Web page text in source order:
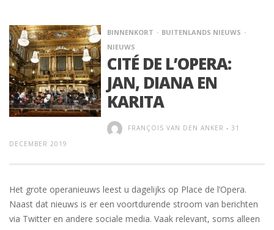
BINNENKORT
BUITENLANDS NIEUWS
NIEUWS
CITÉ DE L’OPERA:
JAN, DIANA EN
KARITA
FRANÇOIS VAN DEN ANKER - 31
DECEMBER 2019
Het grote operanieuws leest u dagelijks op Place de l’Opera.
Naast dat nieuws is er een voortdurende stroom van berichten
via Twitter en andere sociale media. Vaak relevant, soms alleen